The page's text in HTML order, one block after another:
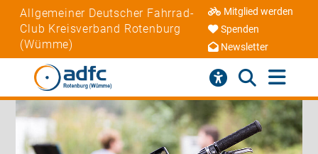
Allgemeiner Deutscher Fahrrad-
Club Kreisverband Rotenburg
(Wümme)
Mitglied werden
Spenden
Newsletter